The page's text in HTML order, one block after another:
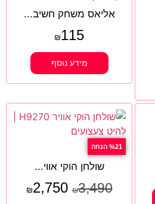
אליאס משחק חשיב...
₪115
מידע נוסף
%21 הנחה
שולחן הוקי אווי...
₪3,490
₪2,750